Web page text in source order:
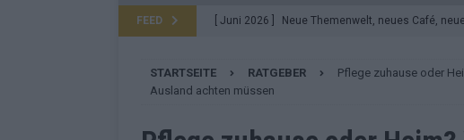
FEED [ Juni 2026 ] Neue Themenwelt, neues Café,
[ Mai 2026 ] DARA gewinnt verdient, Israel
STARTSEITE RATGEBER
Pflege zuhause oder
Ausland achten müssen